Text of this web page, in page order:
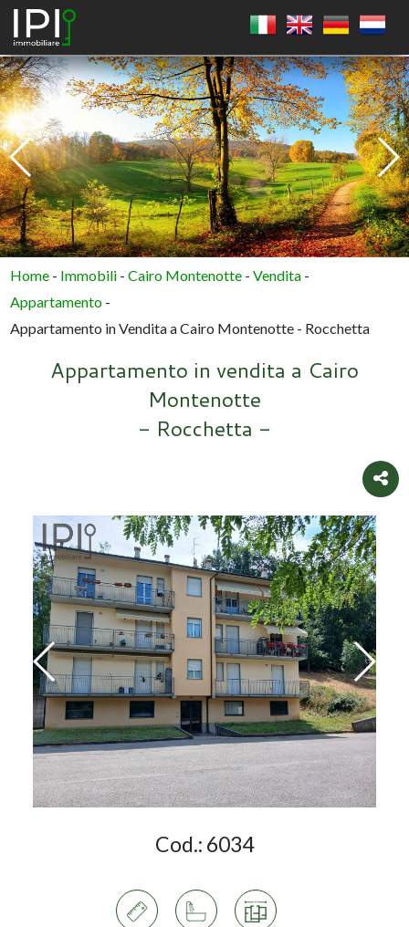
Home - Immobili -Cairo Montenotte -Vendita -
Appartamento -
Appartamento in Vendita a Cairo Montenotte - Rocchetta
Appartamento in vendita a Cairo
Montenotte
- Rocchetta -
Cod.: 6034
QUADRATO
CERCHIO
POLIGONO